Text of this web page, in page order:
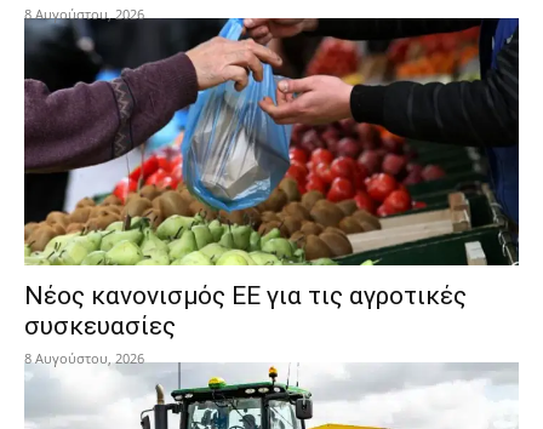
8 Αυγούστου, 2026
Νέος κανονισμός ΕΕ για τις αγροτικές
συσκευασίες
8 Αυγούστου, 2026